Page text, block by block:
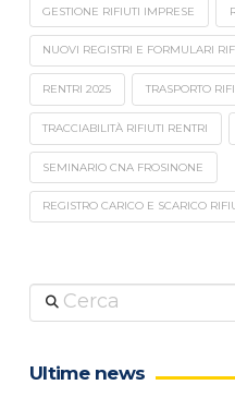
GESTIONE RIFIUTI IMPRESE
NUOVI REGISTRI E FORMULARI
RENTRI 2025 TRASPORTO
TRACCIABILITÀ RIFIUTI RENTRI
SEMINARIO CNA FROSINONE
REGISTRO CARICO E SCARICO
Cerca
Ultime news